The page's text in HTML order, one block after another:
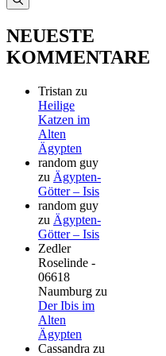
NEUESTE
KOMMENTARE
Tristan zu
Heilige
Katzen im
Alten
Ägypten
random guy
zu Ägypten-
Götter – Isis
random guy
zu Ägypten-
Götter – Isis
Zedler
Roselinde -
06618
Naumburg zu
Der Ibis im
Alten
Ägypten
Cassandra zu